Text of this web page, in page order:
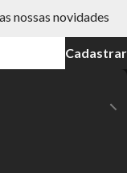
nossas novidades
Cadastrar